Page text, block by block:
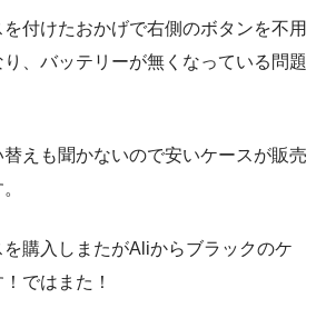
付けたおかげで右側のボタンを不用
、バッテリーが無くなっている問題
えも聞かないので安いケースが販売
購入しまたがAliからブラックのケ
ではまた！